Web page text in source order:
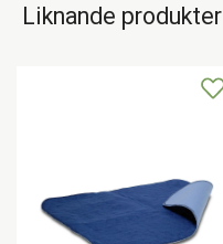
Liknande produkter